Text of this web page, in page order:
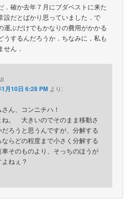
．確か去年７月にブダペストに来た
設だとばかり思っていました．で
運ぶだけでもかなりの費用がかかる
うするんだろうか．ちなみに，私も
せん．
月10日 6:28 PM より:
ん、コンニチハ！
ね。 大きいのでそのまま移動さ
ろうと思うんですが、分解する
らどの程度まで小さく分解する
そのものより、そっちのほうが
ねぇ？